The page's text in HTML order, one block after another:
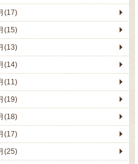
(17)
(15)
(13)
(14)
(11)
(19)
(18)
(17)
(25)